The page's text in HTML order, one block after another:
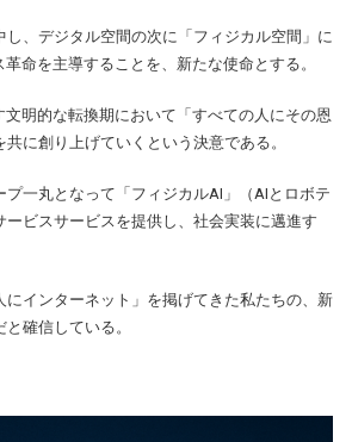
、デジタル空間の次に「フィジカル空間」に
命を主導することを、新たな使命とする。
明的な転換期において「すべての人にその恩
に創り上げていくという決意である。
プ一丸となって「フィジカルAI」（AIとロボテ
ービスサービスを提供し、社会実装に邁進す
にインターネット」を掲げてきた私たちの、新
確信している。